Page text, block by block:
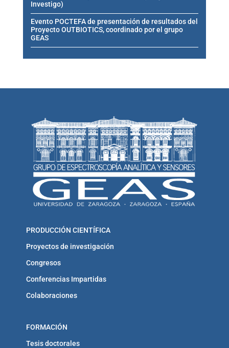
Investigo)
Evento POCTEFA de presentación de resultados del
Proyecto OUTBIOTICS, coordinado por el grupo
GEAS
PRODUCCIÓN CIENTÍFICA
Proyectos de investigación
Congresos
Conferencias Impartidas
Colaboraciones
FORMACIÓN
Tesis doctorales